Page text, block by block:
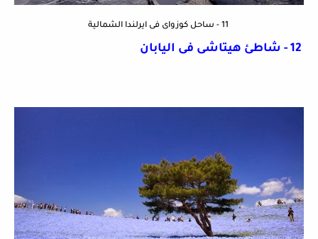
12 - شاطئ هيتاشى فى اليابان